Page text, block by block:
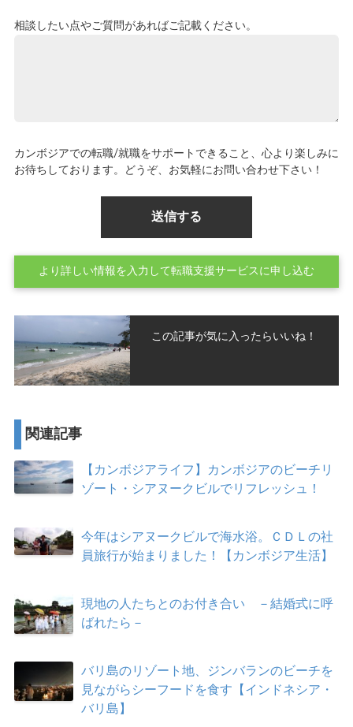
相談したい点やご質問があればご記載ください。
カンボジアでの転職/就職をサポートできること、心より楽しみに
お待ちしております。どうぞ、お気軽にお問い合わせ下さい！
より詳しい情報を入力して転職支援サービスに申し込む
この記事が気に入ったらいいね！
関連記事
【カンボジアライフ】カンボジアのビーチリ
ゾート・シアヌークビルでリフレッシュ！
今年はシアヌークビルで海水浴。ＣＤＬの社
員旅行が始まりました！【カンボジア生活】
現地の人たちとのお付き合い －結婚式に呼
ばれたら－
バリ島のリゾート地、ジンバランのビーチを
見ながらシーフードを食す【インドネシア・
バリ島】